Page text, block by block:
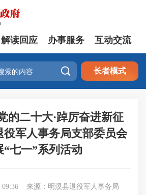
解读回应 办事服务 互动交流
 长者模式
的二十大·踔厉奋进新征
役军人事务局支部委员会
“七一”系列活动
09:36 来源：明溪县退役军人事务局